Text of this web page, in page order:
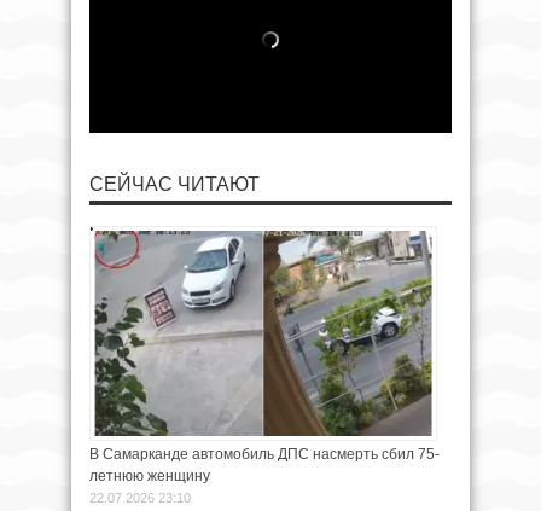
СЕЙЧАС ЧИТАЮТ
В Самарканде автомобиль ДПС насмерть сбил 75-
летнюю женщину
22.07.2026 23:10